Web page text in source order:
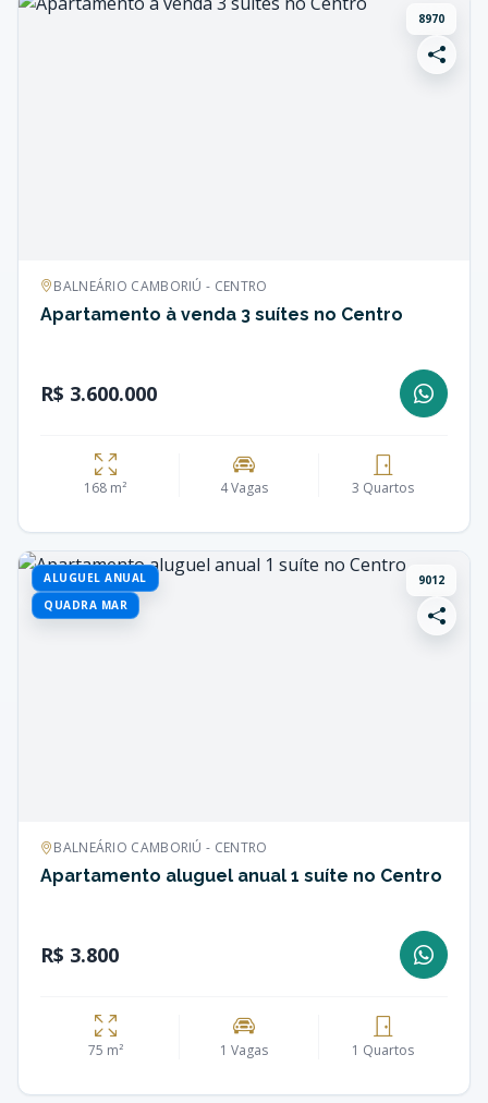
8970
BALNEÁRIO CAMBORIÚ - CENTRO
Apartamento à venda 3 suítes no Centro
R$ 3.600.000
168 m² 4 Vagas 3 Quartos
ALUGUEL ANUAL
QUADRA MAR
9012
BALNEÁRIO CAMBORIÚ - CENTRO
Apartamento aluguel anual 1 suíte no Centro
R$ 3.800
75 m² 1 Vagas 1 Quartos